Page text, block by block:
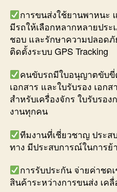
การขนส่งใช้ยานพาหนะ
มีรถให้เลือกหลากหลายปร
ชอบ และรักษาความปลอด
ติดตั้งระบบ GPS Tracking
คนขับรถมีใบอนุญาตขับขี่
เอกสาร และใบรับรอง เอก
สำหรับเครื่องจักร ใบรับรอ
งานทุกคน
ทีมงานที่เชี่ยวชาญ ประ
ทาง มีประสบการณ์ในการย้
การรับประกัน จ่ายค่าชด
สินค้าระหว่างการขนส่ง เค